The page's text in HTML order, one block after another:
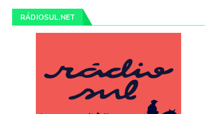
RÁDIOSUL.NET